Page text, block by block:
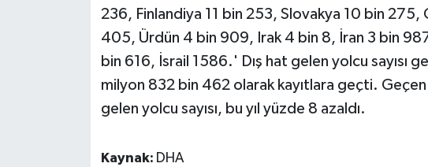
236, Finlandiya 11 bin 253, Slovakya 10 bin
405, Ürdün 4 bin 909, Irak 4 bin 8, İran 3 bin
bin 616, İsrail 1586.' Dış hat gelen yolcu sayısı
milyon 832 bin 462 olarak kayıtlara geçti. Geçen
gelen yolcu sayısı, bu yıl yüzde 8 azaldı.
Kaynak: DHA